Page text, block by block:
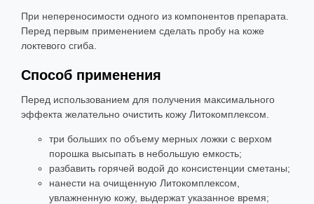
При непереносимости одного из компонентов препарата.
Перед первым применением сделать пробу на коже
локтевого сгиба.
Способ применения
Перед использованием для получения максимального
эффекта желательно очистить кожу Литокомплексом.
три больших по объему мерных ложки с верхом
порошка высыпать в небольшую емкость;
разбавить горячей водой до консистенции сметаны;
нанести на очищенную Литокомплексом,
увлажненную кожу, выдержат указанное время;